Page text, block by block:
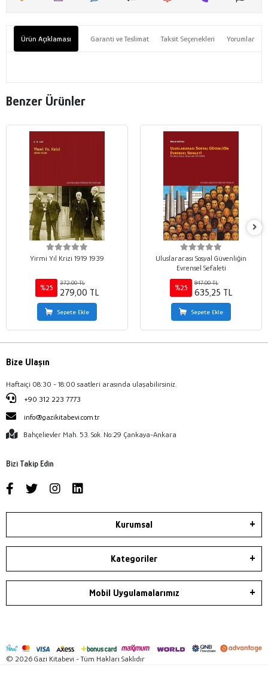
Ürün Açıklaması Garanti ve Teslimat Taksit Seçenekleri Yorumlar
Benzer Ürünler
Yirmi Yıl Krizi 1919 1939
%25
372,00 TL
279,00 TL
Sepete Ekle
Uluslararası Sosyal Güvenliğin
Evrensel Sefaleti
%25
847,00 TL
635,25 TL
Sepete Ekle
Bize Ulaşın
Haftaiçi 08:30 - 18:00 saatleri arasında ulaşabilirsiniz.
+90 312 223 7773
info@gazikitabevi.com.tr
Bahçelievler Mah. 53. Sok. No:29 Çankaya-Ankara
Bizi Takip Edin
Kurumsal
Kategoriler
Mobil Uygulamalarımız
© 2026 Gazi Kitabevi - Tüm Hakları Saklıdır